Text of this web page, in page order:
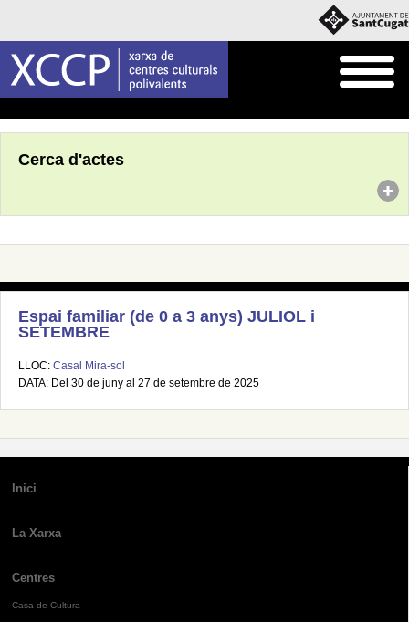
Cerca d'actes
Espai familiar (de 0 a 3 anys) JULIOL i
SETEMBRE
LLOC: Casal Mira-sol
DATA: Del 30 de juny al 27 de setembre de 2025
Inici
La Xarxa
Centres
Casa de Cultura